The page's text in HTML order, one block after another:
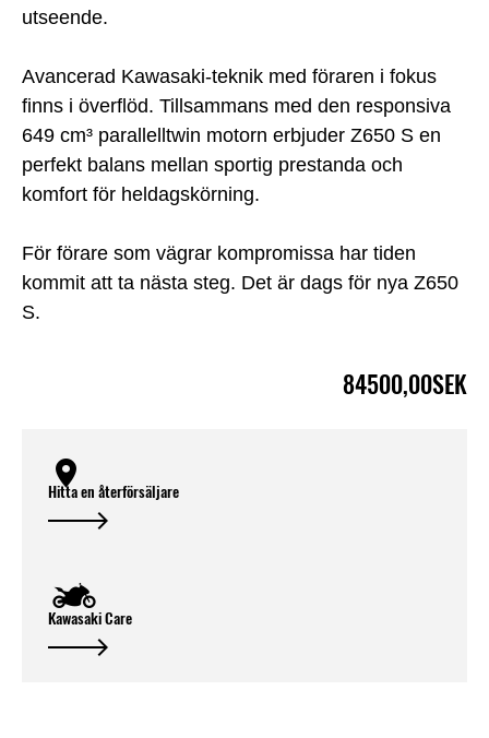
utseende.
Avancerad Kawasaki-teknik med föraren i fokus
finns i överflöd. Tillsammans med den responsiva
649 cm³ parallelltwin motorn erbjuder Z650 S en
perfekt balans mellan sportig prestanda och
komfort för heldagskörning.
För förare som vägrar kompromissa har tiden
kommit att ta nästa steg. Det är dags för nya Z650
S.
84500,00SEK
Hitta en återförsäljare
Kawasaki Care